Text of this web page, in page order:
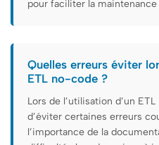
pour faciliter la
Quelles erreurs éviter
ETL no-code ?
Lors de l’utilisation d’un
d’éviter certaines erreurs
l’importance de la